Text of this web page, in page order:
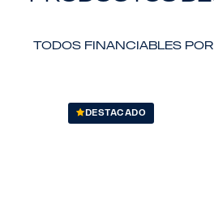
Todos financiables por
DESTACADO